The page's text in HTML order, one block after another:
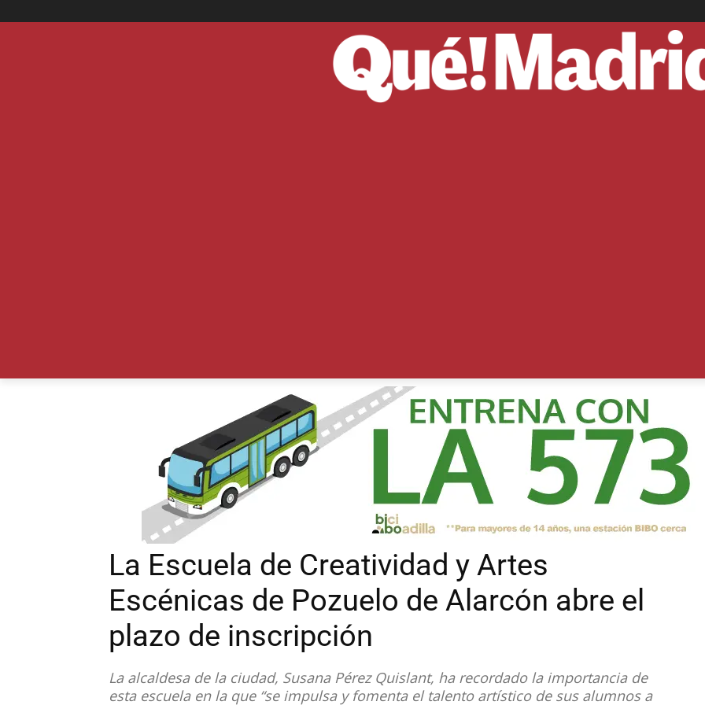
La Escuela de Creatividad y Artes
Escénicas de Pozuelo de Alarcón abre el
plazo de inscripción
La alcaldesa de la ciudad, Susana Pérez Quislant, ha recordado la importancia de
esta escuela en la que “se impulsa y fomenta el talento artístico de sus alumnos a